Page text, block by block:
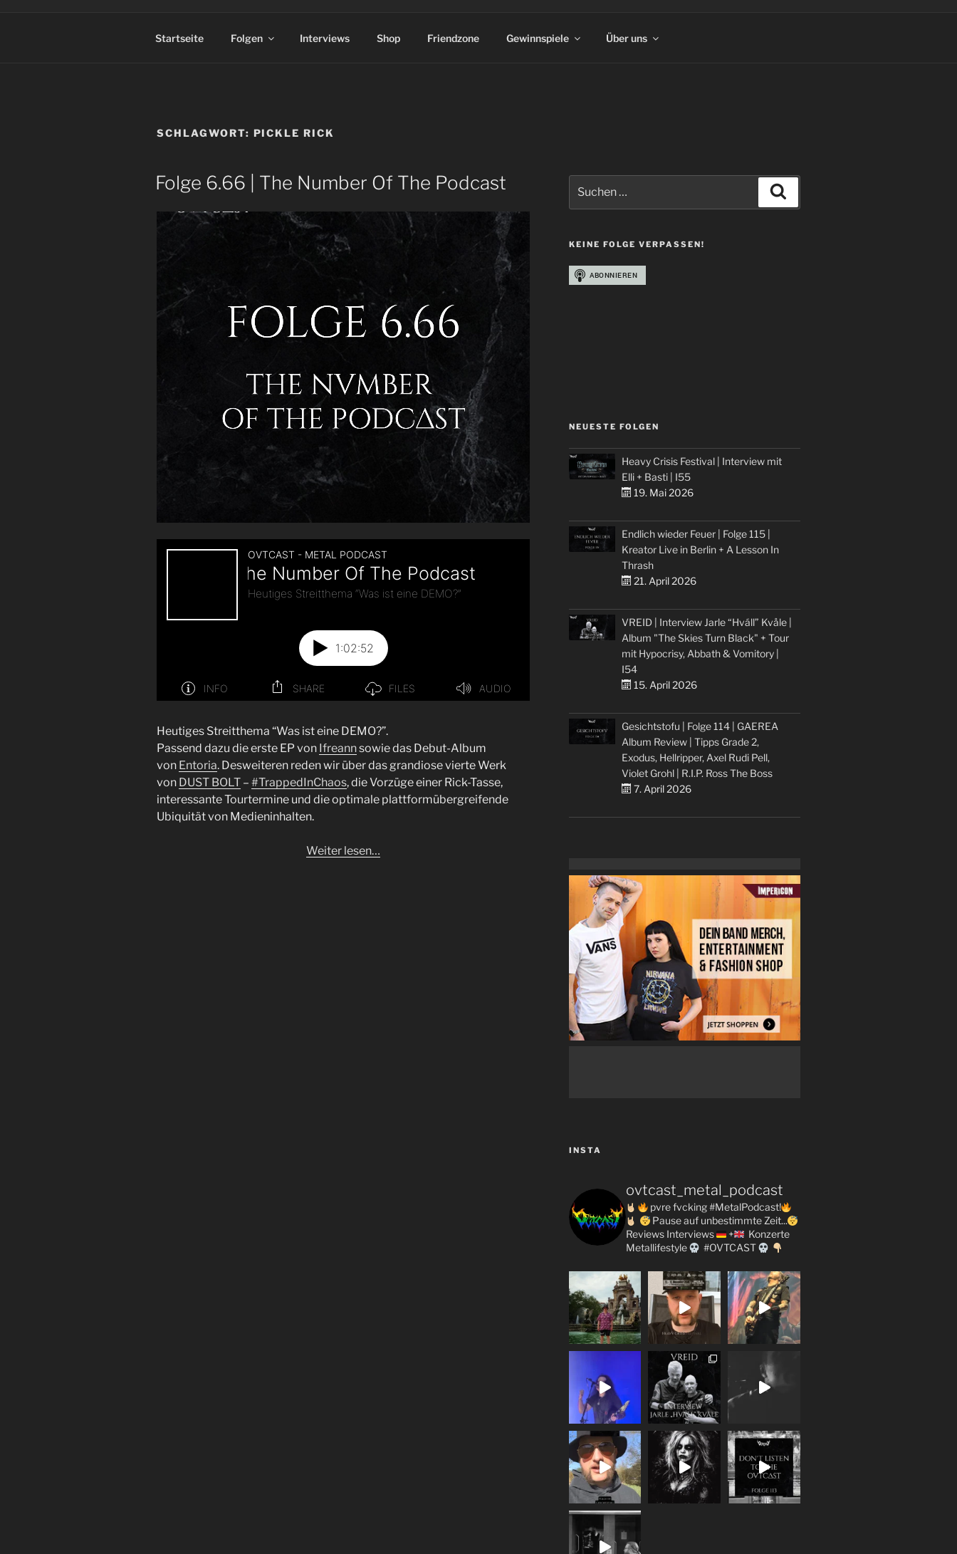
Startseite Folgen Interviews Shop Friendzone Gewinnspiele Über uns
SCHLAGWORT: PICKLE RICK
Folge 6.66 | The Number Of The Podcast
Heutiges Streitthema “Was ist eine DEMO?”.
Passend dazu die erste EP von Ifreannsowie das Debut-Album
von Entoria. Desweiteren reden wir über das grandiose vierte Werk
von DUST BOLT – #TrappedInChaos, die Vorzüge einer Rick-Tasse,
interessante Tourtermine und die optimale plattformübergreifende
Ubiquität von Medieninhalten.
Weiter lesen…
nach:
KEINE FOLGE VERPASSEN!
NEUESTE FOLGEN
Heavy Crisis Festival | Interview mit
Elli + Basti | I55
19. Mai 2026
Endlich wieder Feuer | Folge 115 |
Kreator Live in Berlin + A Lesson In
Thrash
21. April 2026
VREID | Interview Jarle “Hváll” Kvåle |
Album "The Skies Turn Black" + Tour
mit Hypocrisy, Abbath & Vomitory |
I54
15. April 2026
Gesichtstofu | Folge 114 | GAEREA
Album Review | Tipps Grade 2,
Exodus, Hellripper, Axel Rudi Pell,
Violet Grohl | R.I.P. Ross The Boss
7. April 2026
INSTA
ovtcast_metal_podcast
pvre fvcking #MetalPodcast!
Pause auf unbestimmte Zeit...
Reviews Interviews +
Konzerte
Metallifestyle
#OVTCAST